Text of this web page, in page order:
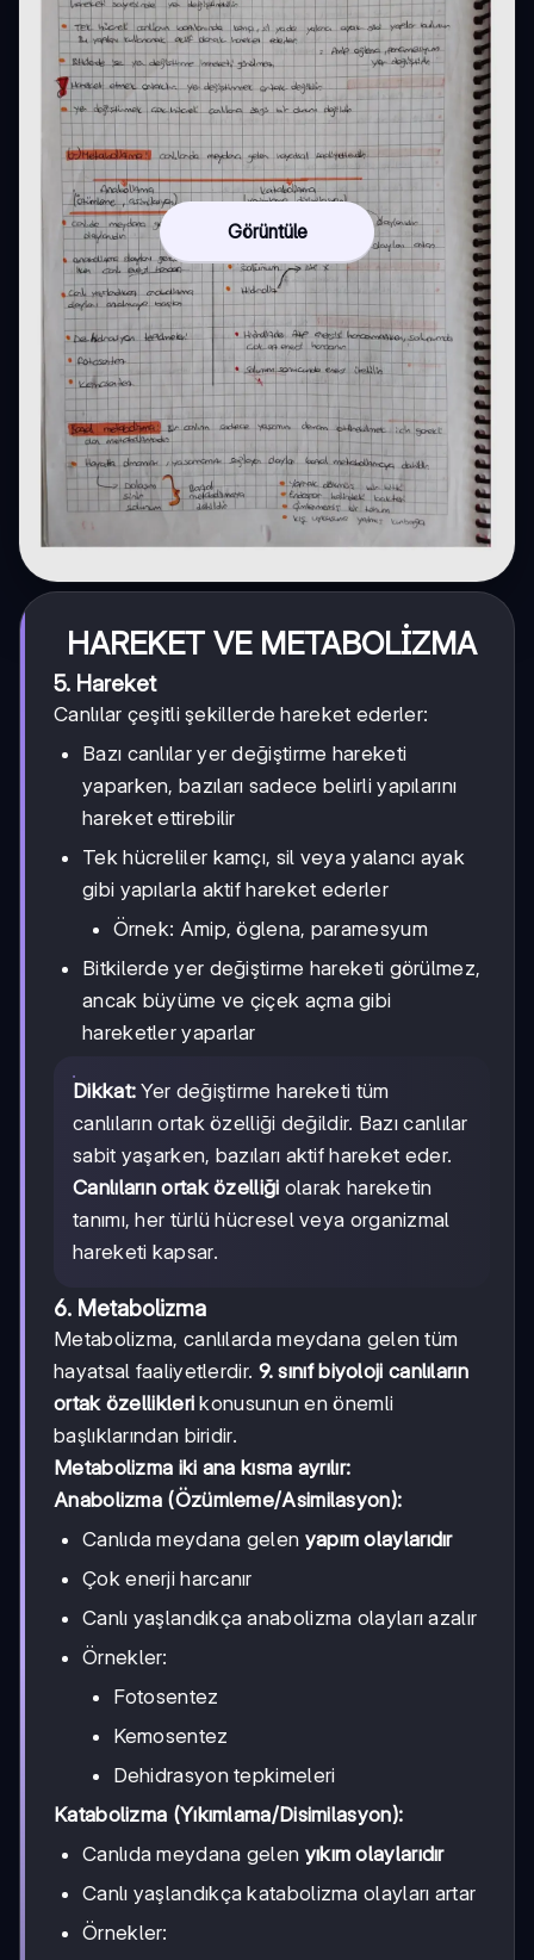
Görüntüle
HAREKET VE METABOLİZMA
5. Hareket
Canlılar çeşitli şekillerde hareket ederler:
Bazı canlılar yer değiştirme hareketi
yaparken, bazıları sadece belirli yapılarını
hareket ettirebilir
Tek hücreliler kamçı, sil veya yalancı ayak
gibi yapılarla aktif hareket ederler
Örnek: Amip, öglena, paramesyum
Bitkilerde yer değiştirme hareketi görülmez,
ancak büyüme ve çiçek açma gibi
hareketler yaparlar
Dikkat: Yer değiştirme hareketi tüm
canlıların ortak özelliği değildir. Bazı canlılar
sabit yaşarken, bazıları aktif hareket eder.
Canlıların ortak özelliği olarak hareketin
tanımı, her türlü hücresel veya organizmal
hareketi kapsar.
6. Metabolizma
Metabolizma, canlılarda meydana gelen tüm
hayatsal faaliyetlerdir. 9. sınıf biyoloji canlıların
ortak özellikleri konusunun en önemli
başlıklarından biridir.
Metabolizma iki ana kısma ayrılır:
Anabolizma (Özümleme/Asimilasyon):
Canlıda meydana gelen yapım olaylarıdır
Çok enerji harcanır
Canlı yaşlandıkça anabolizma olayları azalır
Örnekler:
Fotosentez
Kemosentez
Dehidrasyon tepkimeleri
Katabolizma (Yıkımlama/Disimilasyon):
Canlıda meydana gelen yıkım olaylarıdır
Canlı yaşlandıkça katabolizma olayları artar
Örnekler: